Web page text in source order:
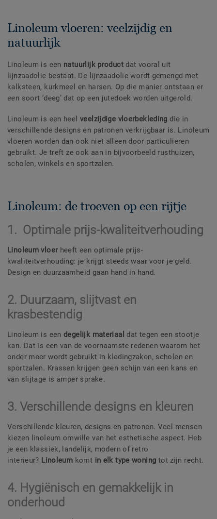
Linoleum vloeren: veelzijdig en
natuurlijk
Linoleum is een natuurlijk productdat vooral uit
lijnzaadolie bestaat. De lijnzaadolie wordt gemengd met
kalksteen, kurkmeel en harsen. Op die manier ontstaan er
een soort ‘deeg’ dat op een jutedoek worden uitgerold.
Linoleum is een heel veelzijdige vloerbekleding die in
verschillende designs en patronen verkrijgbaar is. Linoleum
vloeren worden dan ook niet alleen door particulieren
gebruikt. Je treft ze ook aan in bijvoorbeeld rusthuizen,
scholen, winkels en sportzalen.
Linoleum: de troeven op een rijtje
1. Optimale prijs-kwaliteitverhouding
Linoleum vloerheeft een optimale prijs-
kwaliteitverhouding: je krijgt steeds waar voor je geld.
Design en duurzaamheid gaan hand in hand.
2. Duurzaam, slijtvast en
krasbestendig
Linoleum is een degelijk materiaal dat tegen een stootje
kan. Dat is een van de voornaamste redenen waarom het
onder meer wordt gebruikt in kledingzaken, scholen en
sportzalen. Krassen krijgen geen schijn van een kans en
van slijtage is amper sprake.
3. Verschillende designs en kleuren
Verschillende kleuren, designs en patronen. Veel mensen
kiezen linoleum omwille van het esthetische aspect. Heb
je een klassiek, landelijk, modern of retro
interieur? Linoleum komt in elk type woning tot zijn recht.
4. Hygiënisch en gemakkelijk in
onderhoud